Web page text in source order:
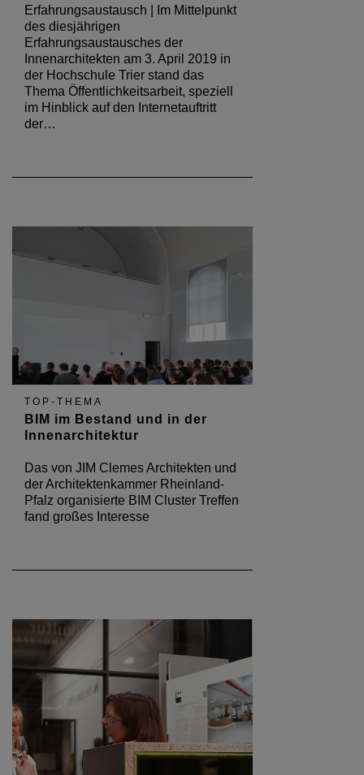
Erfahrungsaustausch | Im Mittelpunkt
des diesjährigen
Erfahrungsaustausches der
Innenarchitekten am 3. April 2019 in
der Hochschule Trier stand das
Thema Öffentlichkeitsarbeit, speziell
im Hinblick auf den Internetauftritt
der…
TOP-THEMA
BIM im Bestand und in der
Innenarchitektur
Das von JIM Clemes Architekten und
der Architektenkammer Rheinland-
Pfalz organisierte BIM Cluster Treffen
fand großes Interesse